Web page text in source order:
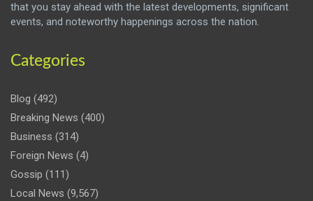
that you stay ahead with the latest developments, significant
events, and noteworthy happenings across the nation.
Categories
Blog (492)
Breaking News (400)
Business (314)
Foreign News (4)
Gossip (111)
Local News (9,567)